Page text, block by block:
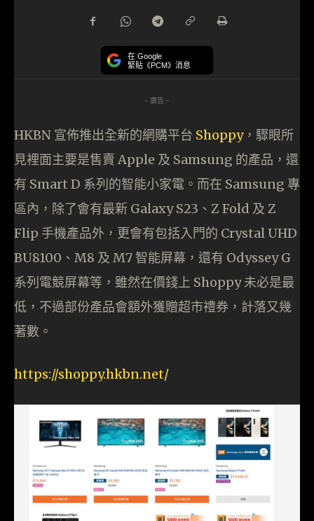
在 Google
緊貼《PCM》消息
- 廣告 -
HKBN 宣佈推出全新的網購平台 Shoppy，驟眼所
見裡面主要是售賣 Apple 及 Samsung 的產品，還
有 Smart D 系列的智能小家電。而在 Samsung 專
區內，除了會有最新 Galaxy S23、Z Fold 及 Z
Flip 手機產品外，更會有包括入門的 Crystal UHD
BU8100、M8 及 M7 智能屏幕，還有 Odyssey G
系列電競屏幕等，雖然在價錢上 Shoppy 未必是最
低，不過部份產品會額外獲贈超市禮券，計落又幾
著數。
https://shoppy.hkbn.net/